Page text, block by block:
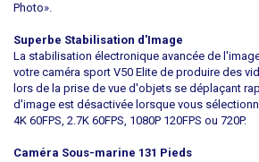
Photo».
Superbe Stabilisation d'Image
La stabilisation électronique avancée de
votre caméra sport V50 Elite de produire des
lors de la prise de vue d'objets se déplaçant
d'image est désactivée lorsque vous
4K 60FPS, 2.7K 60FPS, 1080P 120FPS ou 720P.
Caméra Sous-marine 131 Pieds